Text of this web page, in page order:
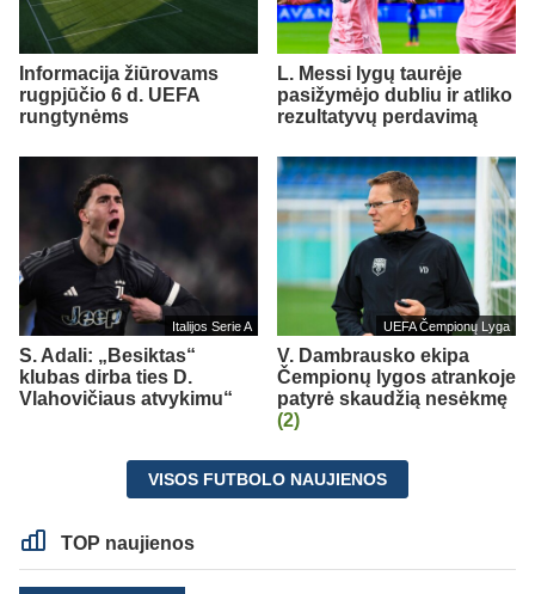
Informacija žiūrovams
rugpjūčio 6 d. UEFA
rungtynėms
L. Messi lygų taurėje
pasižymėjo dubliu ir atliko
rezultatyvų perdavimą
Italijos Serie A
S. Adali: „Besiktas“
klubas dirba ties D.
Vlahovičiaus atvykimu“
UEFA Čempionų Lyga
V. Dambrausko ekipa
Čempionų lygos atrankoje
patyrė skaudžią nesėkmę
(2)
VISOS FUTBOLO NAUJIENOS
TOP naujienos